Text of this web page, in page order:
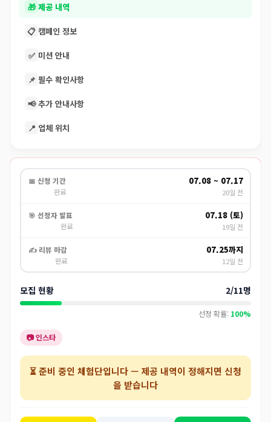
🎁 제공 내역
📋 캠페인 정보
✅ 미션 안내
📌 필수 확인사항
📢 추가 안내사항
📍 업체 위치
📅 신청 기간
완료
07.08 ~ 07.17
20일 전
🎯 선정자 발표
완료
07.18 (토)
19일 전
✍️ 리뷰 마감
완료
07.25까지
12일 전
모집 현황 2/11명
선정 확률: 100%
📷 인스타
⏳준비 중인 체험단입니다 — 제공 내역이 정해지면 신청
을 받습니다